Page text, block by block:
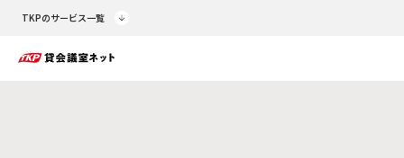
TKPのサービス一覧